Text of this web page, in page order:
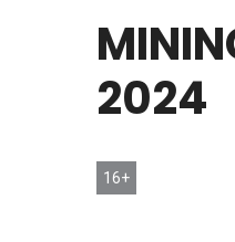
2024
16+